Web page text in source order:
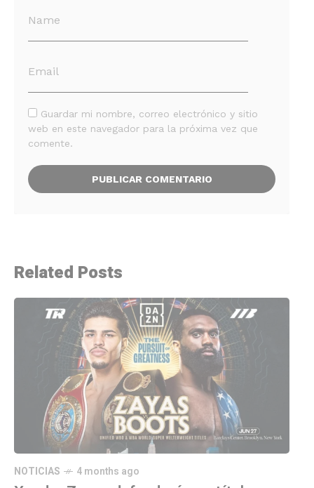
Guardar mi nombre, correo electrónico y sitio
web en este navegador para la próxima vez que
comente.
Related Posts
NOTICIAS 4 months ago